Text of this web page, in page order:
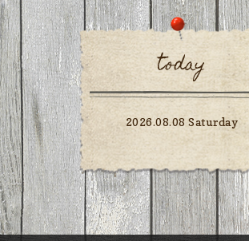
today
2026.08.08 Saturday